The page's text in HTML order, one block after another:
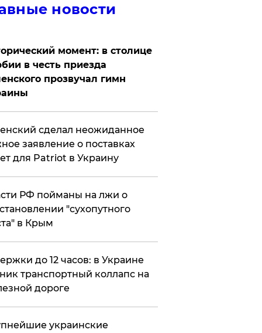
новости
момент: в столице
в честь приезда
прозвучал гимн
сделал неожиданное
заявление о поставках
для Patriot в Украину
РФ пойманы на лжи о
"сухопутного
в Крым
до 12 часов: в Украине
транспортный коллапс на
дороге
украинские